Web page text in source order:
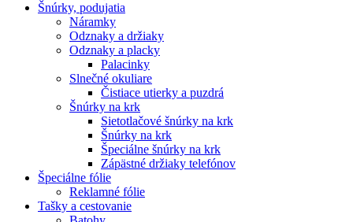
Šnúrky, podujatia
Náramky
Odznaky a držiaky
Odznaky a placky
Palacinky
Slnečné okuliare
Čistiace utierky a puzdrá
Šnúrky na krk
Sietotlačové šnúrky na krk
Šnúrky na krk
Špeciálne šnúrky na krk
Zápästné držiaky telefónov
Špeciálne fólie
Reklamné fólie
Tašky a cestovanie